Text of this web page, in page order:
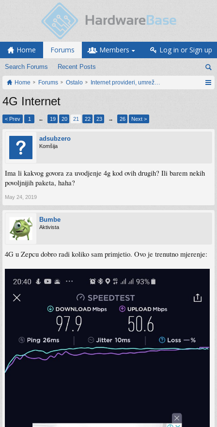
Home Forums
Search Forums Recent Posts
Members Log in or Sign up
Home Forums Ostalo Internet provideri, umrežavanje i web servisi
4G Internet
< Prev 1 ← 19 20 21 22 23 → 26 Next >
adsubzero
Komšija
Ima li kakvog govora za uvodjenje 4g kod ovih drugih? Ili barem nekih
povoljnijih paketa, haha?
May 24, 2019
Bumbe
Aktivista
4G u Zepcu dobro radi koliko sam primjetio. Ovo je trenutno mjerenje: